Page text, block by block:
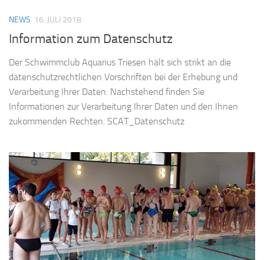
NEWS 16. JULI 2018
Information zum Datenschutz
Der Schwimmclub Aquarius Triesen hält sich strikt an die
datenschutzrechtlichen Vorschriften bei der Erhebung und
Verarbeitung Ihrer Daten. Nachstehend finden Sie
Informationen zur Verarbeitung Ihrer Daten und den Ihnen
zukommenden Rechten. SCAT_Datenschutz